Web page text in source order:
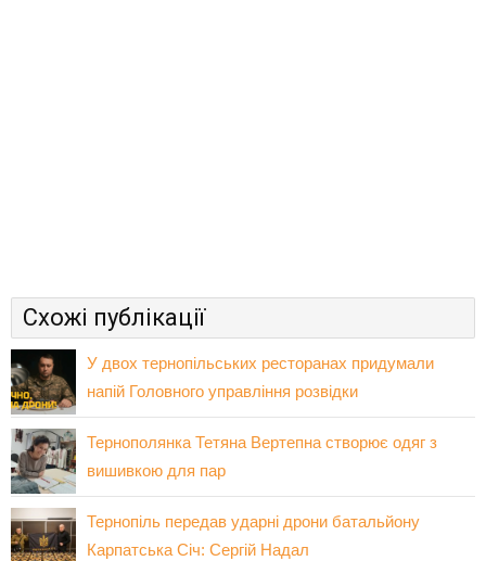
Схожі публікації
У двох тернопільських ресторанах придумали
напій Головного управління розвідки
Тернополянка Тетяна Вертепна створює одяг з
вишивкою для пар
Тернопіль передав ударні дрони батальйону
Карпатська Січ: Сергій Надал